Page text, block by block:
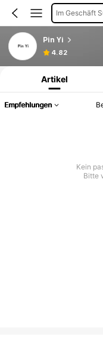
Im Geschäft
Pin Yi
4.82
Produktinformation:
Artikel
Empfehlungen
Kein
Bitte